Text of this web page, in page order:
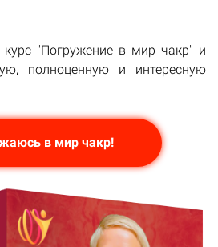
курс "Погружение в мир чакр" и
полноценную и интересную
в мир чакр!